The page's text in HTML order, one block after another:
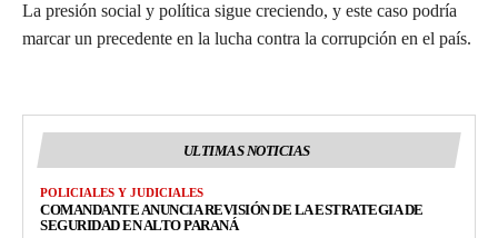
La presión social y política sigue creciendo, y este caso podría
marcar un precedente en la lucha contra la corrupción en el país.
ULTIMAS NOTICIAS
POLICIALES Y JUDICIALES
COMANDANTE ANUNCIA REVISIÓN DE LA ESTRATEGIA DE
SEGURIDAD EN ALTO PARANÁ